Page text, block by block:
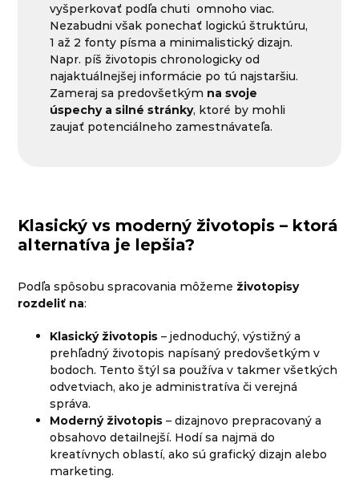
vyšperkovať podľa chuti omnoho viac.
Nezabudni však ponechať logickú štruktúru,
1 až 2 fonty písma a minimalistický dizajn.
Napr. píš životopis chronologicky od
najaktuálnejšej informácie po tú najstaršiu.
Zameraj sa predovšetkým na svoje
úspechy a silné stránky, ktoré by mohli
zaujať potenciálneho zamestnávateľa.
Klasický vs moderný životopis – ktorá
alternatíva je lepšia?
Podľa spôsobu spracovania môžeme životopisy
rozdeliť na:
Klasický životopis – jednoduchý, výstižný a
prehľadný životopis napísaný predovšetkým v
bodoch. Tento štýl sa používa v takmer všetkých
odvetviach, ako je administratíva či verejná
správa.
Moderný životopis– dizajnovo prepracovaný a
obsahovo detailnejší. Hodí sa najmä do
kreatívnych oblastí, ako sú grafický dizajn alebo
marketing.